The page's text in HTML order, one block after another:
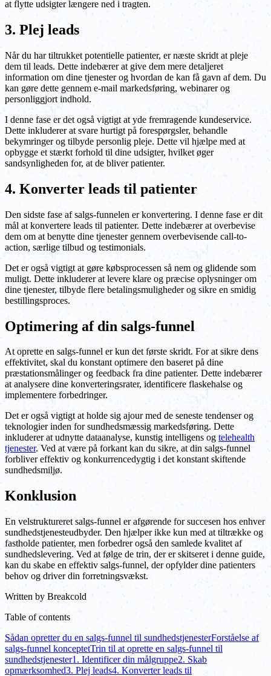
at flytte udsigter længere ned i tragten.
3. Plej leads
Når du har tiltrukket potentielle patienter, er næste skridt at pleje
dem til leads. Dette indebærer at give dem mere detaljeret
information om dine tjenester og hvordan de kan få gavn af dem. Du
kan gøre dette gennem e-mail markedsføring, webinarer og
personliggjort indhold.
I denne fase er det også vigtigt at yde fremragende kundeservice.
Dette inkluderer at svare hurtigt på forespørgsler, behandle
bekymringer og tilbyde personlig pleje. Dette vil hjælpe med at
opbygge et stærkt forhold til dine udsigter, hvilket øger
sandsynligheden for, at de bliver patienter.
4. Konverter leads til patienter
Den sidste fase af salgs-funnelen er konvertering. I denne fase er dit
mål at konvertere leads til patienter. Dette indebærer at overbevise
dem om at benytte dine tjenester gennem overbevisende call-to-
action, særlige tilbud og testimonials.
Det er også vigtigt at gøre købsprocessen så nem og glidende som
muligt. Dette inkluderer at levere klare og præcise oplysninger om
dine tjenester, tilbyde flere betalingsmuligheder og sikre en smidig
bestillingsproces.
Optimering af din salgs-funnel
At oprette en salgs-funnel er kun det første skridt. For at sikre dens
effektivitet, skal du konstant optimere den baseret på dine
præstationsmålinger og feedback fra dine patienter. Dette indebærer
at analysere dine konverteringsrater, identificere flaskehalse og
implementere forbedringer.
Det er også vigtigt at holde sig ajour med de seneste tendenser og
teknologier inden for sundhedsmæssig markedsføring. Dette
inkluderer at udnytte dataanalyse, kunstig intelligens og telehealth
tjenester. Ved at være på forkant kan du sikre, at din salgs-funnel
forbliver effektiv og konkurrencedygtig i det konstant skiftende
sundhedsmiljø.
Konklusion
En velstruktureret salgs-funnel er afgørende for succesen hos enhver
sundhedstjenesteudbyder. Den hjælper ikke kun med at tiltrække og
fastholde patienter, men forbedrer også den samlede kvalitet af
sundhedslevering. Ved at følge de trin, der er skitseret i denne guide,
kan du skabe en effektiv salgs-funnel, der opfylder dine patienters
behov og driver din forretningsvækst.
Written by Breakcold
Table of contents
Sådan opretter du en salgs-funnel til sundhedstjenesterForståelse af
salgs-funnel konceptetTrin til at oprette en salgs-funnel til
sundhedstjenester1. Identificer din målgruppe2. Skab
opmærksomhed3. Plej leads4. Konverter leads til